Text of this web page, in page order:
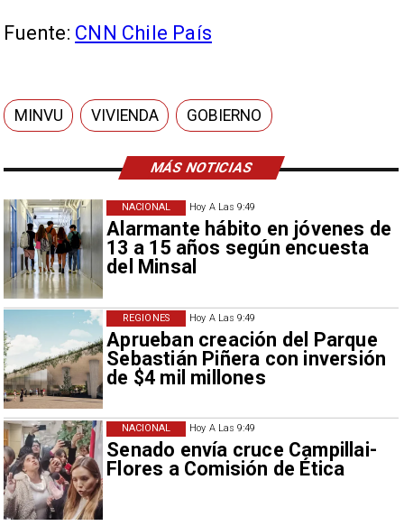
MÁS NOTICIAS
Hoy A Las 9:49
Alarmante hábito en jóvenes de
13 a 15 años según encuesta
del Minsal
NACIONAL
Hoy A Las 9:49
Aprueban creación del Parque
Sebastián Piñera con inversión
de $4 mil millones
REGIONES
Hoy A Las 9:49
Senado envía cruce Campillai-
Flores a Comisión de Ética
NACIONAL
Fuente: CNN Chile País
MINVU VIVIENDA GOBIERNO